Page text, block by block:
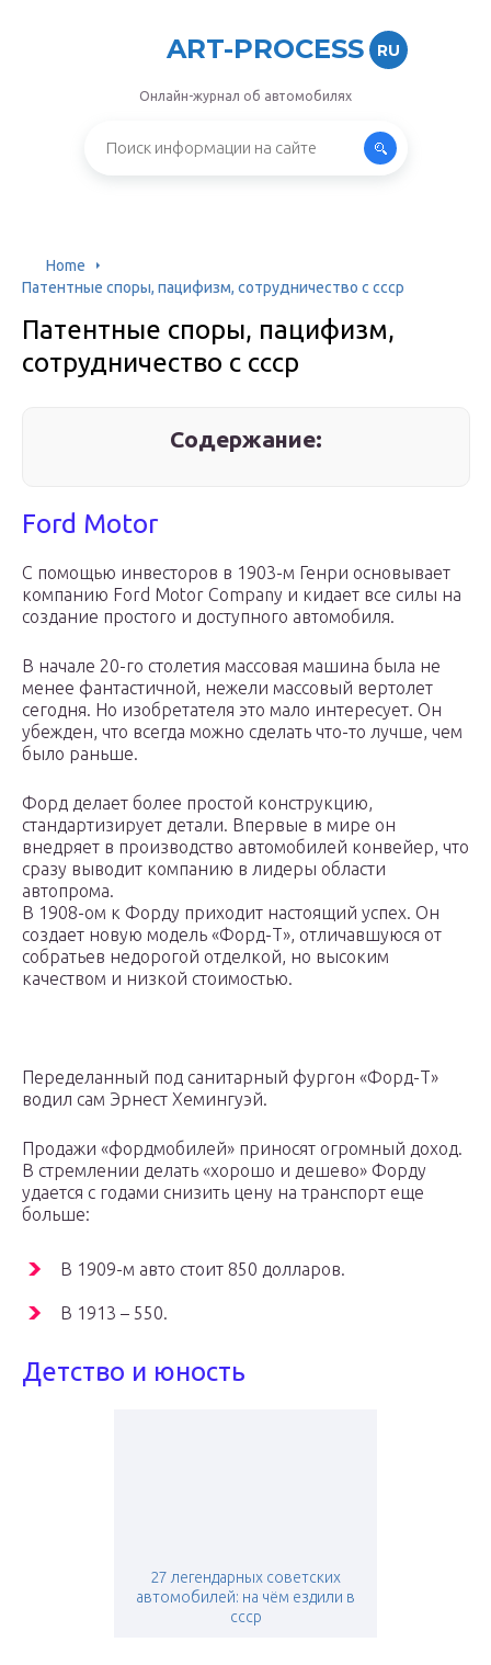
ART-PROCESS RU
Онлайн-журнал об автомобилях
Home
Патентные споры, пацифизм, сотрудничество с ссср
Патентные споры, пацифизм,
сотрудничество с ссср
Содержание:
Ford Motor
С помощью инвесторов в 1903-м Генри основывает
компанию Ford Motor Company и кидает все силы на
создание простого и доступного автомобиля.
В начале 20-го столетия массовая машина была не
менее фантастичной, нежели массовый вертолет
сегодня. Но изобретателя это мало интересует. Он
убежден, что всегда можно сделать что-то лучше, чем
было раньше.
Форд делает более простой конструкцию,
стандартизирует детали. Впервые в мире он
внедряет в производство автомобилей конвейер, что
сразу выводит компанию в лидеры области
автопрома.
В 1908-ом к Форду приходит настоящий успех. Он
создает новую модель «Форд-Т», отличавшуюся от
собратьев недорогой отделкой, но высоким
качеством и низкой стоимостью.
Переделанный под санитарный фургон «Форд-Т»
водил сам Эрнест Хемингуэй.
Продажи «фордмобилей» приносят огромный доход.
В стремлении делать «хорошо и дешево» Форду
удается с годами снизить цену на транспорт еще
больше:
В 1909-м авто стоит 850 долларов.
В 1913 – 550.
Детство и юность
27 легендарных советских
автомобилей: на чём ездили в
ссср